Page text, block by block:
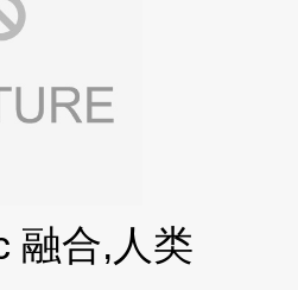
融合,人类